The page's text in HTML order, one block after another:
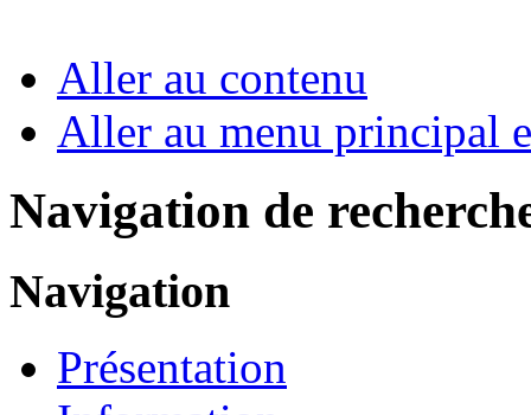
Aller au contenu
Aller au menu principal
Navigation de
Navigation
Présentation